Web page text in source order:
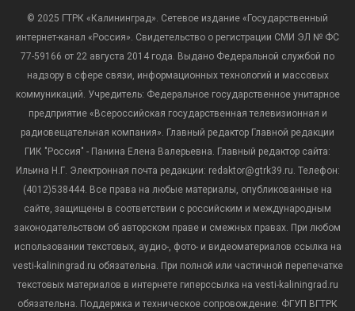
© 2025 ГТРК «Калининград». Сетевое издание «Государственный
интернет-канал «Россия». Свидетельство о регистрации СМИ ЭЛ № ФС
77-59166 от 22 августа 2014 года. Выдано Федеральной службой по
надзору в сфере связи, информационных технологий и массовых
коммуникаций. Учредитель: Федеральное государственное унитарное
предприятие «Всероссийская государственная телевизионная и
радиовещательная компания». Главный редактор Главной редакции
ГИК "Россия" - Панина Елена Валерьевна. Главный редактор сайта:
Ильина Н.Г. Электронная почта редакции: redaktor@gtrk39.ru. Телефон:
(4012)538444. Все права на любые материалы, опубликованные на
сайте, защищены в соответствии с российским и международным
законодательством об авторском праве и смежных правах. При любом
использовании текстовых, аудио-, фото- и видеоматериалов ссылка на
vesti-kaliningrad.ru обязательна. При полной или частичной перепечатке
текстовых материалов в интернете гиперссылка на vesti-kaliningrad.ru
обязательна. Поддержка и техническое сопровождение: ФГУП ВГТРК